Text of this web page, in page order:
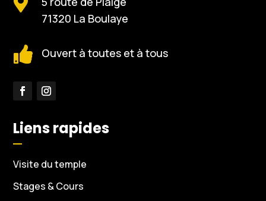
71320 La Boulaye
 Ouvert à toutes et à tous
Liens rapides
Visite du temple
Stages & Cours